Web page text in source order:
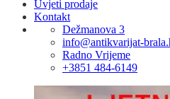
Uvjeti prodaje
Kontakt
Dežmanova 3
info@antikvarijat-
Radno Vrijeme
+3851 484-6149